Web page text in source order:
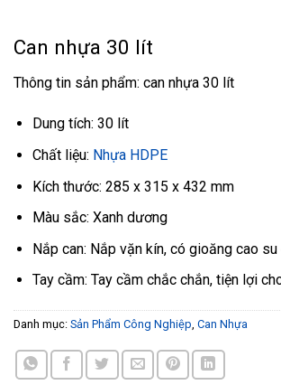
Can nhựa 30 lít
Thông tin sản phẩm: can nhựa 30 lít
Dung tích: 30 lít
Chất liệu: Nhựa HDPE
Kích thước: 285 x 315 x 432 mm
Màu sắc: Xanh dương
Nắp can: Nắp vặn kín, có gioăng cao
Tay cầm: Tay cầm chắc chắn, tiện lợi
Danh mục: Sản Phẩm Công Nghiệp, Can Nhựa